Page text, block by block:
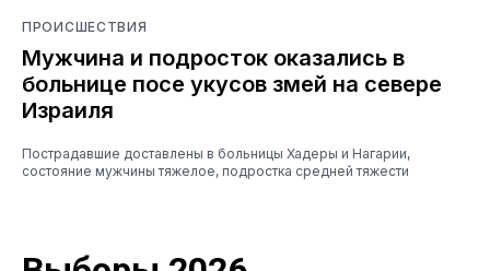
ПРОИСШЕСТВИЯ
Мужчина и подросток оказались в
больнице посе укусов змей на севере
Израиля
Пострадавшие доставлены в больницы Хадеры и Нагарии,
состояние мужчины тяжелое, подростка средней тяжести